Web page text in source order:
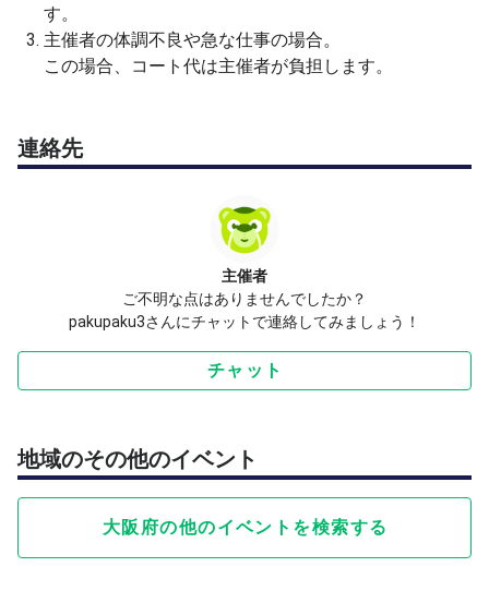
す。
主催者の体調不良や急な仕事の場合。
この場合、コート代は主催者が負担します。
連絡先
主催者
ご不明な点はありませんでしたか？
pakupaku3さんにチャットで連絡してみましょう！
チャット
地域のその他のイベント
大阪府の他のイベントを検索する